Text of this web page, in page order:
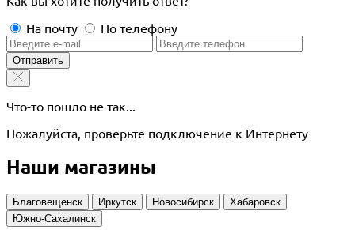
На почту
По телефону
Отправить
Что-то пошло не так...
Пожалуйста, проверьте подключение к Интернету
Наши магазины
Благовещенск Иркутск Новосибирск
Хабаровск
Южно-Сахалинск